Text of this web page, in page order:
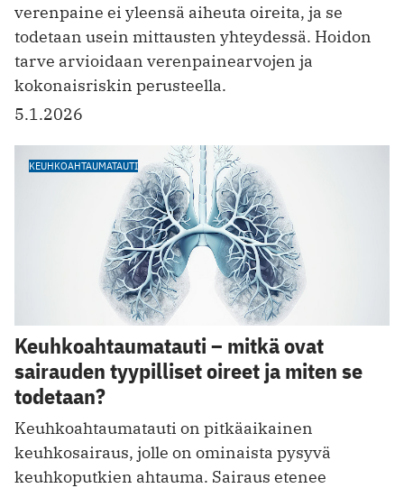
verenpaine ei yleensä aiheuta oireita, ja se
todetaan usein mittausten yhteydessä. Hoidon
tarve arvioidaan verenpainearvojen ja
kokonaisriskin perusteella.
5.1.2026
KEUHKOAHTAUMATAUTI
Keuhkoahtaumatauti – mitkä ovat
sairauden tyypilliset oireet ja miten se
todetaan?
Keuhkoahtaumatauti on pitkäaikainen
keuhkosairaus, jolle on ominaista pysyvä
keuhkoputkien ahtauma. Sairaus etenee